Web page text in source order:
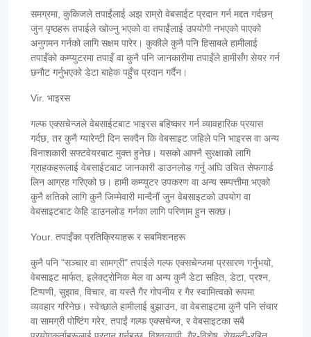
समग्रमा, कुकिजले तपाईंलाई अझ राम्रो वेबसाईट प्रदान गर्न मद्दत गर्दछन्
जुन पृष्ठहरू तपाईले खोज्नु भएको वा तपाईंलाई उपयोगी नभएको पाएको
अनुगमन गर्नको लागि सक्षम पारेर। कुकीले कुनै पनि हिसाबले हामीलाई
तपाइँको कम्प्युटरमा तपाइँ वा कुनै पनि जानकारीमा तपाइँले हामीसँग सेयर गर्न
छनौट गर्नुभएको डेटा बाहेक पहुँच प्रदान गर्दैन।
Vir. भाइरस
गल्फ एक्सचेन्जले वेबसाईटबाट भाइरस बहिष्कार गर्न व्यावहारिक प्रयास
गर्दछ, तर कुनै ग्यारेन्टी दिन सक्दैन कि वेबसाइट जहिले पनि भाइरस वा अन्य
विनाशकारी सफ्टवेयरबाट मुक्त हुनेछ। यसको आफ्नै सुरक्षाको लागि
ग्राहकहरूलाई वेबसाईटबाट जानकारी डाउनलोड गर्नु अघि उचित सेफगार्ड
लिन आग्रह गरिएको छ। हामी कम्प्युटर उपकरण वा अन्य सम्पत्तीमा भएको
कुनै क्षतिको लागि कुनै जिम्मेवारी मान्दैनौं जुन वेबसाइटको उपयोग वा
वेबसाइटबाट केहि डाउनलोड गर्नका लागि परिणाम हुन सक्छ।
Your. तपाइँका प्रतिक्रियाहरू र सबमिशनहरू
कुनै पनि "सञ्चार वा सामग्री" तपाईले गल्फ एक्सचेन्जमा प्रसारण गर्नुभयो,
वेबसाइट मार्फत, इलेक्ट्रोनिक मेल वा अन्य कुनै डेटा सहित, डेटा, प्रश्न,
टिप्पणी, सुझाव, विचार, वा यस्तै गैर गोपनीय र गैर स्वामित्वको रूपमा
व्यवहार गरिनेछ। स्वेच्छाले हामीलाई बुझाउन, वा वेबसाइटमा कुनै पनि संचार
वा सामग्री पोष्टिंग गरेर, तपाईं गल्फ एक्सचेन्ज, र वेबसाइटका सबै